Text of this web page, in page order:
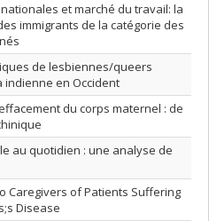
et marché du travail: la
immigrants de la catégorie des
de lesbiennes/queers
en Occident
du corps maternel : de
au quotidien : une analyse de
Caregivers of Patients Suffering
Disease